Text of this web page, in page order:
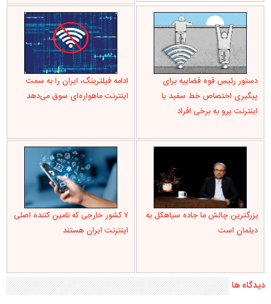
دستور رئیس قوه قضاییه برای
پیگیری اختصاص خط سفید یا
اینترنت پرو به برخی افراد
ادامه فیلترینگ، ایران را به سمت
اینترنت ماهواره‌ای سوق می‌دهد
بزرگترین چالش ما جاده سیاهکل به
دیلمان است
۷ کشور خارجی که تامین کننده اصلی
اینترنت ایران هستند
دیدگاه ها